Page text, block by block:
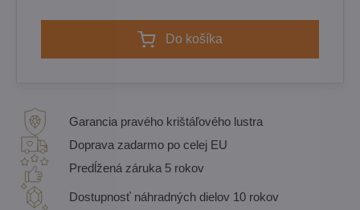
Do košíka
Garancia pravého krištáľového lustra
Doprava zadarmo po celej EU
Predĺžená záruka 5 rokov
Dostupnosť náhradných dielov 10 rokov